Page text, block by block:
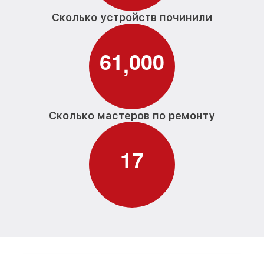
Сколько устройств починили
61,000
Сколько мастеров по ремонту
17